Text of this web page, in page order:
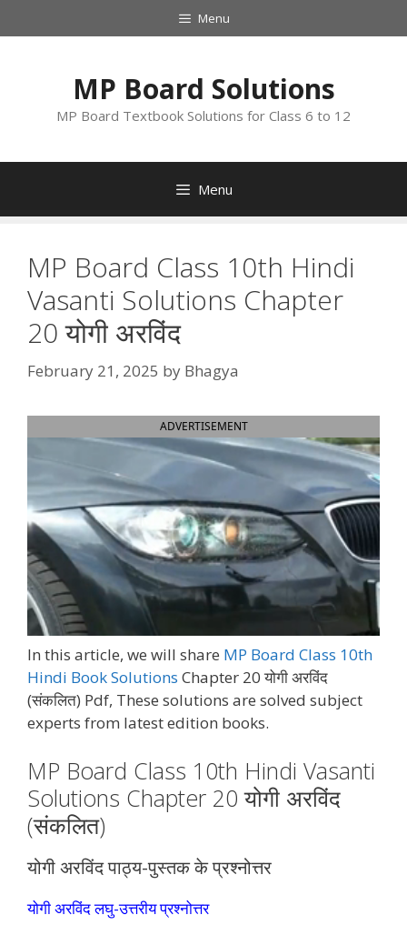
to
Menu
MP Board Solutions
MP Board Textbook Solutions for Class 6 to 12
Menu
MP Board Class 10th Hindi
Vasanti Solutions Chapter
20 योगी अरविंद
February 21, 2025 by Bhagya
ADVERTISEMENT
In this article, we will share MP Board Class 10th
Hindi Book Solutions Chapter 20 योगी अरविंद
(संकलित) Pdf, These solutions are solved subject
experts from latest edition books.
MP Board Class 10th Hindi Vasanti
Solutions Chapter 20 योगी अरविंद
(संकलित)
योगी अरविंद पाठ्य-पुस्तक के प्रश्नोत्तर
योगी अरविंद लघु-उत्तरीय प्रश्नोत्तर